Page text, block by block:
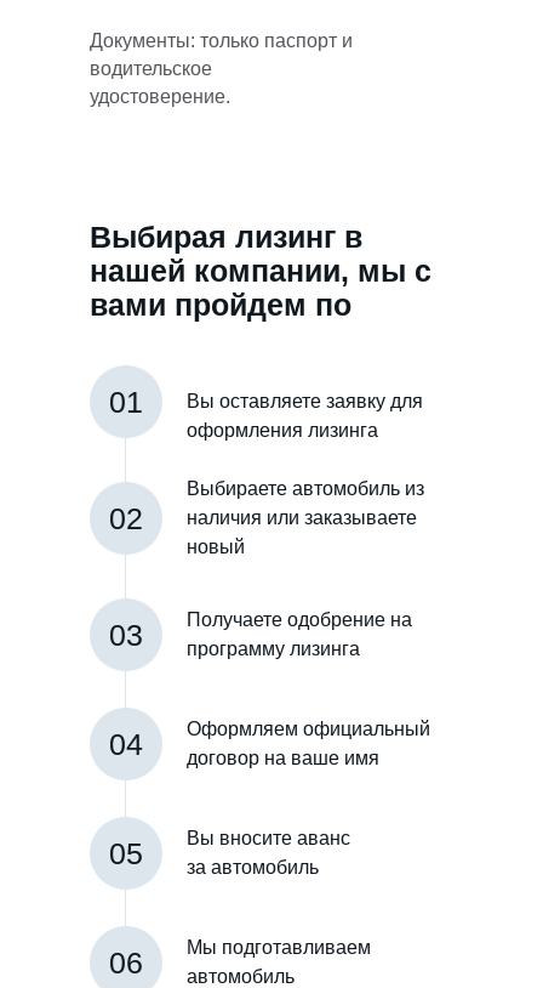
Документы: только паспорт и
водительское
удостоверение.
Выбирая лизинг в
нашей компании, мы с
вами пройдем по
01
Вы оставляете заявку для
оформления лизинга
02
Выбираете автомобиль из
наличия или заказываете
новый
03
Получаете одобрение на
программу лизинга
04
Оформляем официальный
договор на ваше имя
05
Вы вносите аванс
за автомобиль
06
Мы подготавливаем
автомобиль